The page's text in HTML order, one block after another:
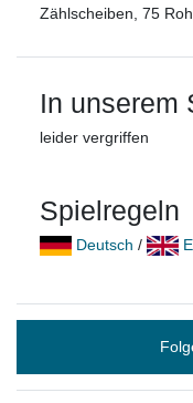
Zählscheiben, 75
In unserem
leider vergriffen
Spielregeln
Deutsch /